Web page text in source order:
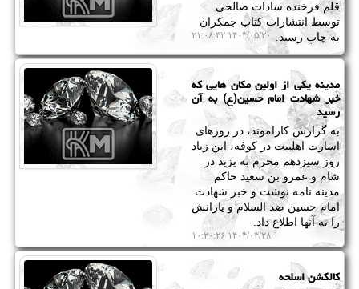
قلم فرخنده سادات صالحی
توسط انتشارات کتاب جمکران
به چاپ رسید.
۱۴۰۴/۰۵/۳۰ ۲۱:۰۸:۴۲
مدینه یکی از اولین مکان هایی که
خبر شهادت امام حسین(ع) به آن
رسید
به گزارش کاراموند، در روزهای
اسارت اهلبیت در کوفه، ابن زیاد
روز سیزدهم محرم به یزید در
شام و عمرو بن سعید حاکم
مدینه نامه نوشت و خبر شهادت
امام حسین ضد السلام و یارانش
را به آنها اطلاع داد.
۱۴۰۴/۰۴/۲۸ ۱۰:۲۰:۲۶
کالکشن اسلحه